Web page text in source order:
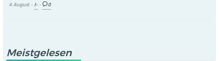
4 August - I-- 0
Meistgelesen